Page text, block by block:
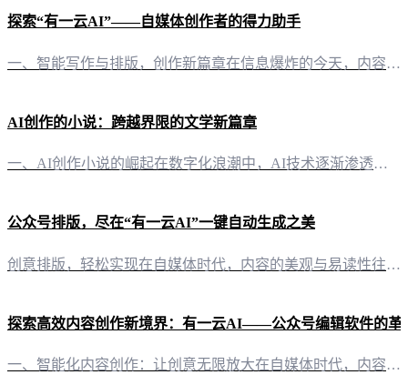
探索“有一云AI”——自媒体创作者的得力助手
一、智能写作与排版，创作新篇章在信息爆炸的今天，内容创作已成为自媒体运营的核心。而“有一云AI”的出现，为创作者们带来了前所未有的便捷与高效。这款创新型AI智能写作+排版软件，以其独特的智能化特性，为自媒体创作者提供了前沿的AI技术服务。 二、内容排版，千款皮肤任你选在内容排版方面，“有一云AI”展现出了其卓越的创造力。它提供包含标题、内容、图文、分隔、引导五大类数千款装修皮肤，让创作者们能够根
AI创作的小说：跨越界限的文学新篇章
一、AI创作小说的崛起在数字化浪潮中，AI技术逐渐渗透到各个领域，文学创作也不例外。如今，AI创作小说已经成为现实，这不仅是一次技术的革新，更是文学创作领域的一次革命。 二、AI小说的创作原理AI小说的创作，是依托于大数据和深度学习算法。通过分析海量的文学作品，AI能够学习并模仿人类的写作风格，甚至创造出全新的叙事模式。 三、AI小说的发表可能性 1. 技术层面从技术角度来看，AI创作的小说完全
公众号排版，尽在“有一云AI”一键自动生成之美
创意排版，轻松实现在自媒体时代，内容的美观与易读性往往决定了用户的第一印象。而公众号作为信息传递的重要阵地，其排版的重要性不言而喻。今天，让我们一同探索“有一云AI”如何助您实现公众号排版的自动生成之美。 千款皮肤，千般风格“有一云AI”深知，好的排版不仅仅是文字的堆砌，更是一种艺术。因此，我们提供了包含标题、内容、图文、分隔、引导等五大类的数千款装修皮肤。这些皮肤设计精美，风格多样，无论是科技
探索高效内容创作新境界：有一云AI——公众号编辑软件的革
一、智能化内容创作：让创意无限放大在自媒体时代，内容创作已成为关键。有一云AI，作为一款前沿的AI智能写作+排版软件，为自媒体创作者带来了前所未有的创作体验。它不仅能够自动化大部分创作需求，还能为公众号等自媒体平台提供强大支持。 二、内容排版：千款皮肤，打造个性化视觉盛宴在内容排版方面，有一云AI提供了包含标题、内容、图文、分隔、引导五大类数千款装修皮肤。这些皮肤不仅美观大方，更贴合不同内容风格